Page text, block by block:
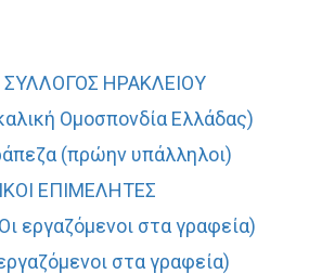
ΣΥΛΛΟΓΟΣ ΗΡΑΚΛΕΙΟΥ
Ομοσπονδία Ελλάδας)
(πρώην υπάλληλοι)
ΕΠΙΜΕΛΗΤΕΣ
εργαζόμενοι στα γραφεία)
στα γραφεία)